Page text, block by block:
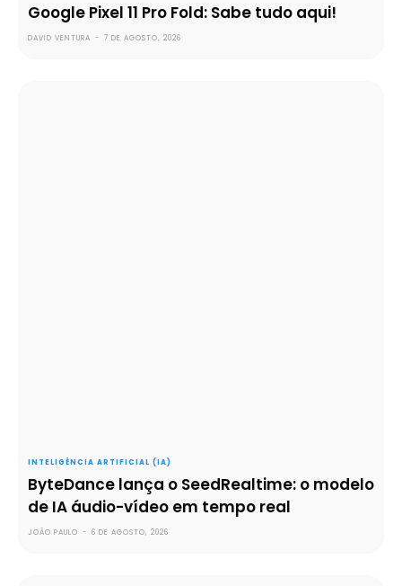
Google Pixel 11 Pro Fold: Sabe tudo aqui!
DAVID VENTURA - 7 DE AGOSTO, 2026
INTELIGÊNCIA ARTIFICIAL (IA)
ByteDance lança o SeedRealtime: o modelo
de IA áudio-vídeo em tempo real
JOÃO PAULO - 6 DE AGOSTO, 2026